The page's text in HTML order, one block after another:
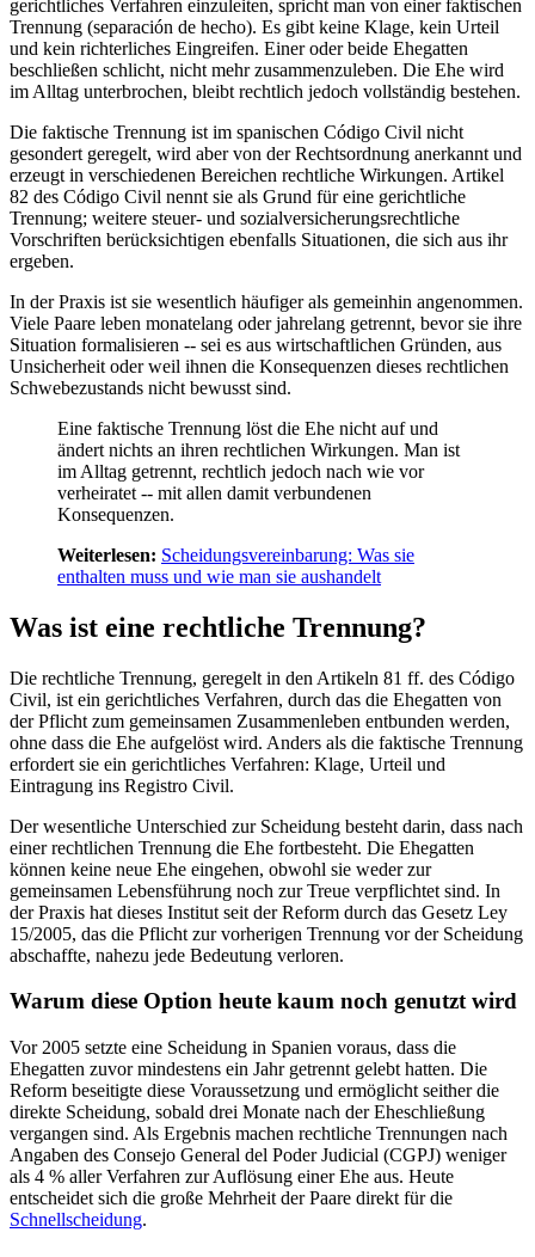
gerichtliches Verfahren einzuleiten, spricht man von einer faktischen
Trennung (separación de hecho). Es gibt keine Klage, kein Urteil
und kein richterliches Eingreifen. Einer oder beide Ehegatten
beschließen schlicht, nicht mehr zusammenzuleben. Die Ehe wird
im Alltag unterbrochen, bleibt rechtlich jedoch vollständig bestehen.
Die faktische Trennung ist im spanischen Código Civil nicht
gesondert geregelt, wird aber von der Rechtsordnung anerkannt und
erzeugt in verschiedenen Bereichen rechtliche Wirkungen. Artikel
82 des Código Civil nennt sie als Grund für eine gerichtliche
Trennung; weitere steuer- und sozialversicherungsrechtliche
Vorschriften berücksichtigen ebenfalls Situationen, die sich aus ihr
ergeben.
In der Praxis ist sie wesentlich häufiger als gemeinhin angenommen.
Viele Paare leben monatelang oder jahrelang getrennt, bevor sie ihre
Situation formalisieren -- sei es aus wirtschaftlichen Gründen, aus
Unsicherheit oder weil ihnen die Konsequenzen dieses rechtlichen
Schwebezustands nicht bewusst sind.
Eine faktische Trennung löst die Ehe nicht auf und
ändert nichts an ihren rechtlichen Wirkungen. Man ist
im Alltag getrennt, rechtlich jedoch nach wie vor
verheiratet -- mit allen damit verbundenen
Konsequenzen.
Weiterlesen: Scheidungsvereinbarung: Was sie
enthalten muss und wie man sie aushandelt
Was ist eine rechtliche Trennung?
Die rechtliche Trennung, geregelt in den Artikeln 81 ff. des Código
Civil, ist ein gerichtliches Verfahren, durch das die Ehegatten von
der Pflicht zum gemeinsamen Zusammenleben entbunden werden,
ohne dass die Ehe aufgelöst wird. Anders als die faktische Trennung
erfordert sie ein gerichtliches Verfahren: Klage, Urteil und
Eintragung ins Registro Civil.
Der wesentliche Unterschied zur Scheidung besteht darin, dass nach
einer rechtlichen Trennung die Ehe fortbesteht. Die Ehegatten
können keine neue Ehe eingehen, obwohl sie weder zur
gemeinsamen Lebensführung noch zur Treue verpflichtet sind. In
der Praxis hat dieses Institut seit der Reform durch das Gesetz Ley
15/2005, das die Pflicht zur vorherigen Trennung vor der Scheidung
abschaffte, nahezu jede Bedeutung verloren.
Warum diese Option heute kaum noch genutzt wird
Vor 2005 setzte eine Scheidung in Spanien voraus, dass die
Ehegatten zuvor mindestens ein Jahr getrennt gelebt hatten. Die
Reform beseitigte diese Voraussetzung und ermöglicht seither die
direkte Scheidung, sobald drei Monate nach der Eheschließung
vergangen sind. Als Ergebnis machen rechtliche Trennungen nach
Angaben des Consejo General del Poder Judicial (CGPJ) weniger
als 4 % aller Verfahren zur Auflösung einer Ehe aus. Heute
entscheidet sich die große Mehrheit der Paare direkt für die
Schnellscheidung.